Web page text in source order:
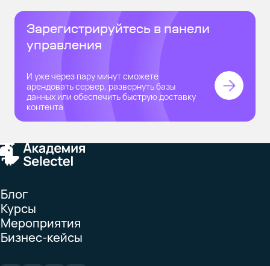
Зарегистрируйтесь в панели
управления
И уже через пару минут сможете
арендовать сервер, развернуть базы
данных или обеспечить быструю доставку
контента
Блог
Курсы
Мероприятия
Бизнес-кейсы